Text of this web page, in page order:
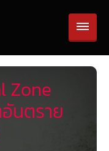
Zone
นตราย